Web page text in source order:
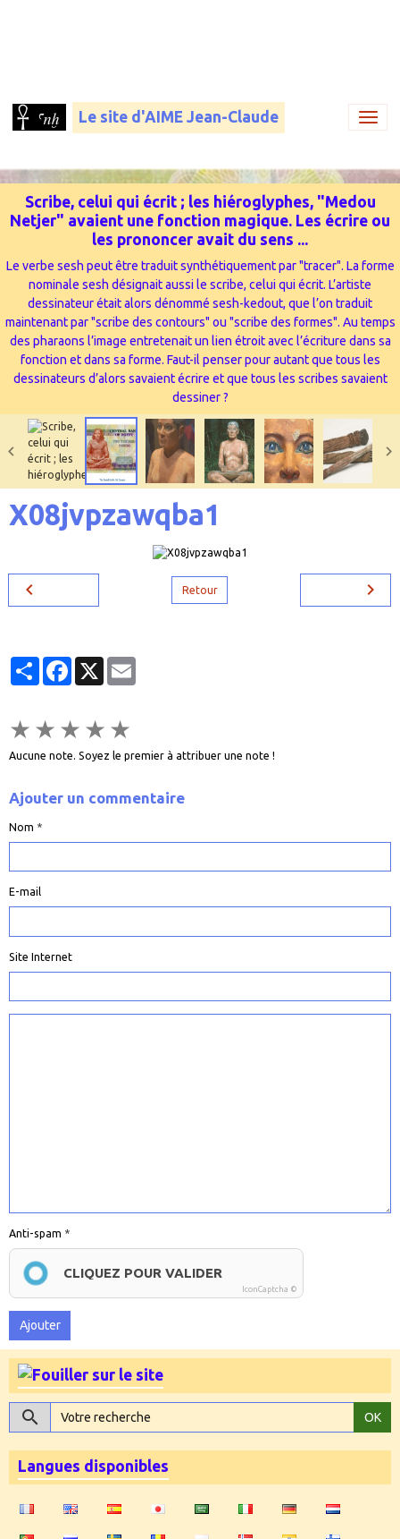
Le site d'AIME Jean-Claude
Scribe, celui qui écrit ; les hiéroglyphes, "Medou
Netjer" avaient une fonction magique. Les écrire ou
les prononcer avait du sens ...
Le verbe sesh peut être traduit synthétiquement par "tracer". La forme
nominale sesh désignait aussi le scribe, celui qui écrit. L’artiste
dessinateur était alors dénommé sesh-kedout, que l’on traduit
maintenant par "scribe des contours" ou "scribe des formes". Au temps
des pharaons l’image entretenait un lien étroit avec l’écriture dans sa
fonction et dans sa forme. Faut-il penser pour autant que tous les
dessinateurs d’alors savaient écrire et que tous les scribes savaient
dessiner ?
X08jvpzawqba1
Retour
PartagerFacebook
X
★ ★ ★ ★ ★
Aucune note. Soyez le premier à attribuer une note !
Ajouter un commentaire
Nom
E-mail
Site Internet
Anti-spam
CLIQUEZ POUR VALIDER
IconCaptcha ©
Ajouter
OK
Langues disponibles